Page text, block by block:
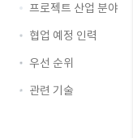
프로젝트 산업 분야
협업 예정 인력
우선 순위
관련 기술